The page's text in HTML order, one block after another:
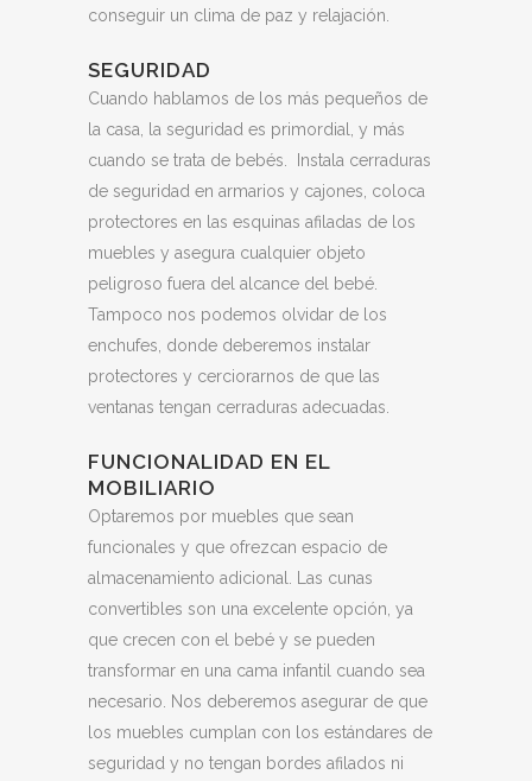
conseguir un clima de paz y relajación.
SEGURIDAD
Cuando hablamos de los más pequeños de
la casa, la seguridad es primordial, y más
cuando se trata de bebés. Instala cerraduras
de seguridad en armarios y cajones, coloca
protectores en las esquinas afiladas de los
muebles y asegura cualquier objeto
peligroso fuera del alcance del bebé.
Tampoco nos podemos olvidar de los
enchufes, donde deberemos instalar
protectores y cerciorarnos de que las
ventanas tengan cerraduras adecuadas.
FUNCIONALIDAD EN EL
MOBILIARIO
Optaremos por muebles que sean
funcionales y que ofrezcan espacio de
almacenamiento adicional. Las cunas
convertibles son una excelente opción, ya
que crecen con el bebé y se pueden
transformar en una cama infantil cuando sea
necesario. Nos deberemos asegurar de que
los muebles cumplan con los estándares de
seguridad y no tengan bordes afilados ni